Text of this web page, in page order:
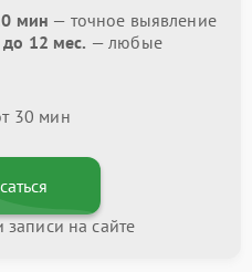
мин — точное выявление
12 мес. — любые
30 мин
на сайте